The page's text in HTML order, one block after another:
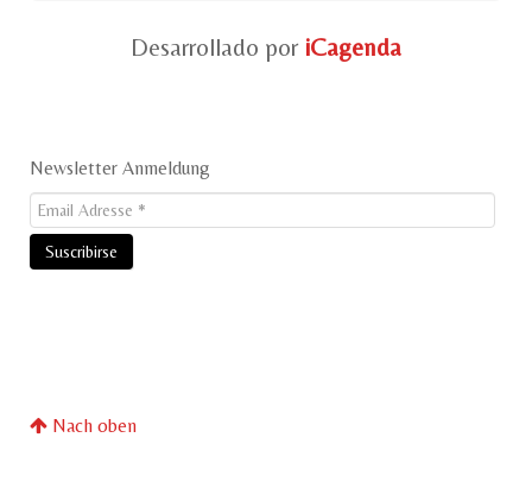
Desarrollado por iCagenda
Newsletter Anmeldung
Nach oben